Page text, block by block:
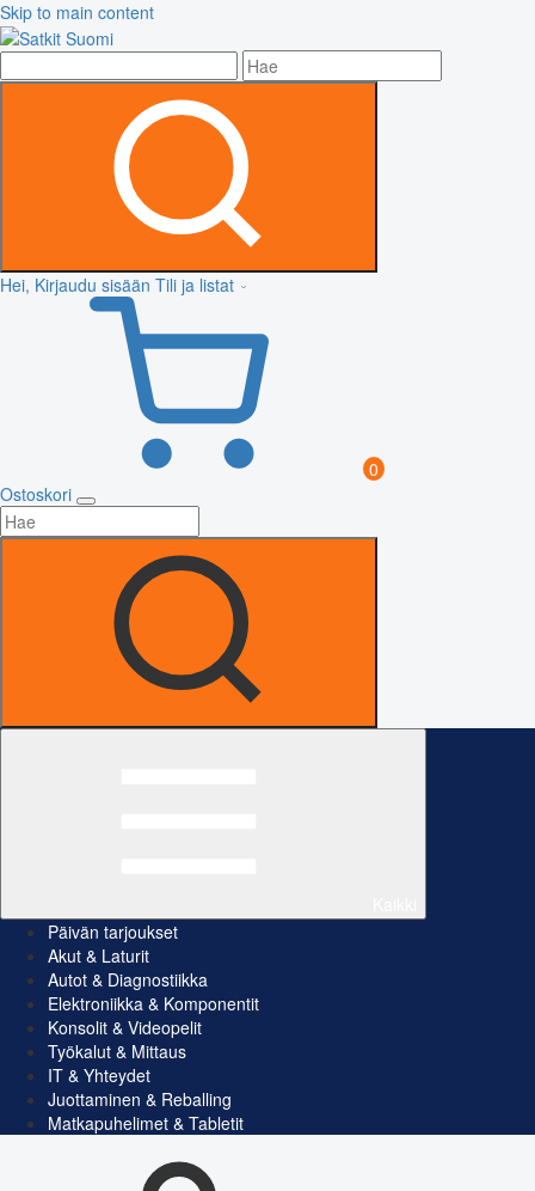
Skip to main content
Hei, Kirjaudu sisään Tili ja listat
0
Ostoskori
Päivän tarjoukset
Akut & Laturit
Autot & Diagnostiikka
Elektroniikka & Komponentit
Konsolit & Videopelit
Työkalut & Mittaus
IT & Yhteydet
Juottaminen & Reballing
Matkapuhelimet & Tabletit